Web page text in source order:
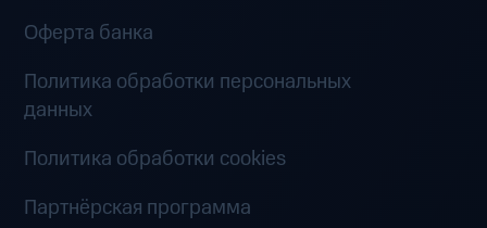
Оферта банка
Политика обработки персональных
данных
Политика обработки cookies
Партнёрская программа